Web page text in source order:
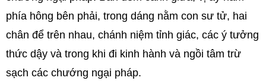
phía hông bên phải, trong dáng nằm con sư tử, hai
chân để trên nhau, chánh niệm tỉnh giác, các ý tưởng
thức dậy và trong khi đi kinh hành và ngồi tâm trừ
sạch các chướng ngại pháp.